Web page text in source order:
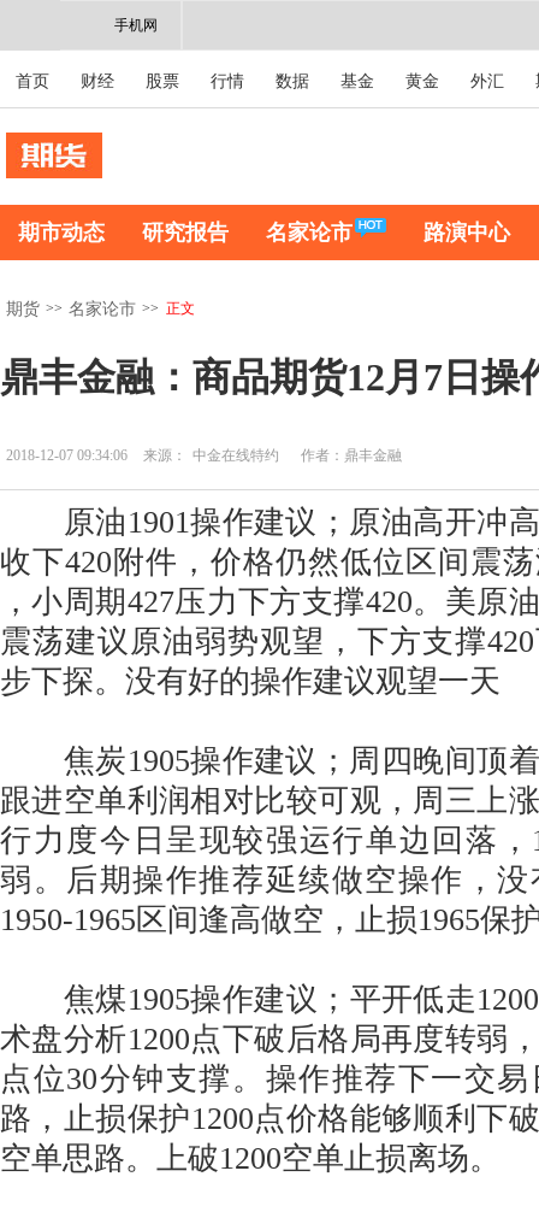
手机网
首页 财经 股票 行情 数据 基金 黄金 外汇
期市动态 研究报告 名家论市 路演中心
期货 >> 名家论市 >> 正文
鼎丰金融：商品期货12月7日操
2018-12-07 09:34:06 来源： 中金在线特约 作者：鼎丰金融
原油1901操作建议；原油高开冲
收下420附件，价格仍然低位区间震
，小周期427压力下方支撑420。美原
震荡建议原油弱势观望，下方支撑
步下探。没有好的操作建议观望一天
焦炭1905操作建议；周四晚间顶
跟进空单利润相对比较可观，周三上
行力度今日呈现较强运行单边回落，
弱。后期操作推荐延续做空操作，
1950-1965区间逢高做空，止损1965保
焦煤1905操作建议；平开低走
术盘分析1200点下破后格局再度转弱
点位30分钟支撑。操作推荐下一交
路，止损保护1200点价格能够顺利下
空单思路。上破1200空单止损离场。